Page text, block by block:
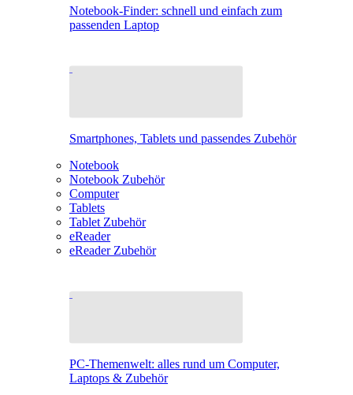
Notebook-Finder: schnell und einfach zum
passenden Laptop
Smartphones, Tablets und passendes Zubehör
Notebook
Notebook Zubehör
Computer
Tablets
Tablet Zubehör
eReader
eReader Zubehör
PC-Themenwelt: alles rund um Computer,
Laptops & Zubehör